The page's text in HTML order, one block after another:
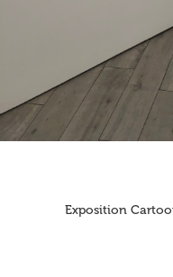
Exposition